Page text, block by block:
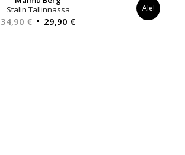
Stalin Tallinnassa
34,90€ Alkuperäinen
29,90 €Nykyinen
Ale!